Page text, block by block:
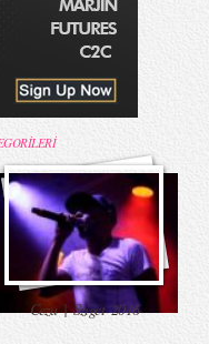
Ceza | Sziget 2016